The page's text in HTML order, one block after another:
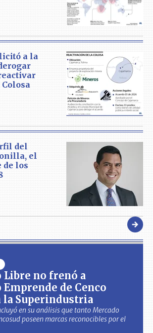
a la
del
el
de los
Libre no frenó a
Emprende de Cenco
la Superindustria
en su análisis que tanto Mercado
poseen marcas reconocibles por el